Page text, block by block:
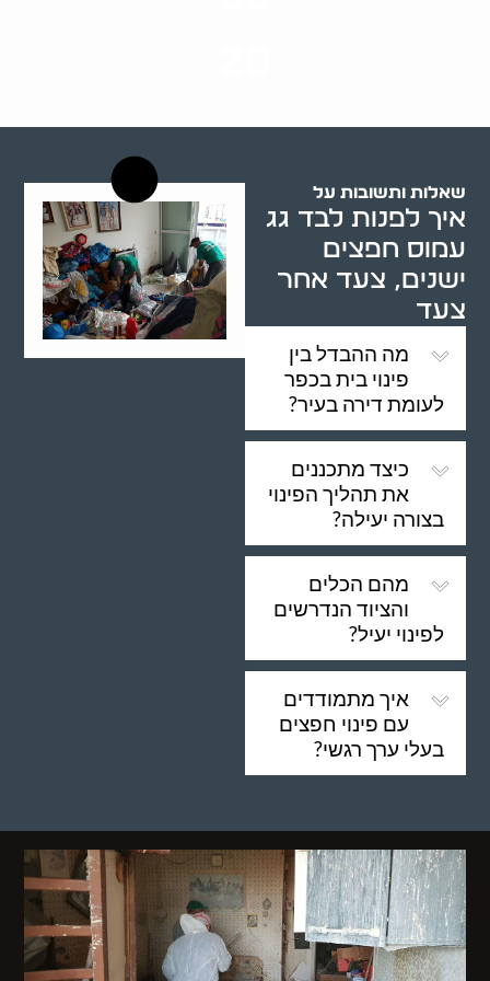
שאלות ותשובות על
איך לפנות לבד גג
עמוס חפצים
ישנים, צעד אחר
צעד
מה ההבדל בין
פינוי בית בכפר
לעומת דירה בעיר?
כיצד מתכננים
את תהליך הפינוי
בצורה יעילה?
מהם הכלים
והציוד הנדרשים
לפינוי יעיל?
איך מתמודדים
עם פינוי חפצים
בעלי ערך רגשי?